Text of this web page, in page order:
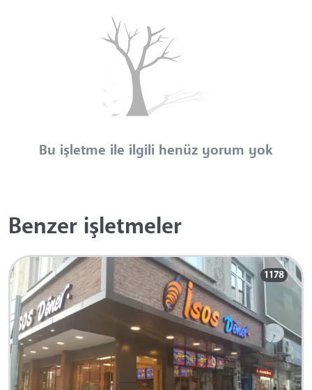
Bu işletme ile ilgili henüz yorum yok
Benzer işletmeler
1178